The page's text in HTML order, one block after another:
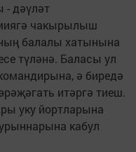
дәүләт
чакырылыш
балалы хатынына
түләнә. Баласы ул
ә биредә
итәргә тиеш.
уку йортларына
кабул